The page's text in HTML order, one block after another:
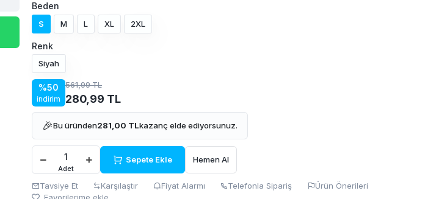
Beden
S M L XL 2XL
Renk
Siyah
%50
indirim
561,99 TL
280,99 TL
🎉Bu üründen281,00 TLkazanç elde ediyorsunuz.
Adet
Sepete Ekle Hemen Al
Tavsiye Et Karşılaştır Fiyat Alarmı Telefonla Sipariş
Ürün Önerileri
Favorilerime ekle